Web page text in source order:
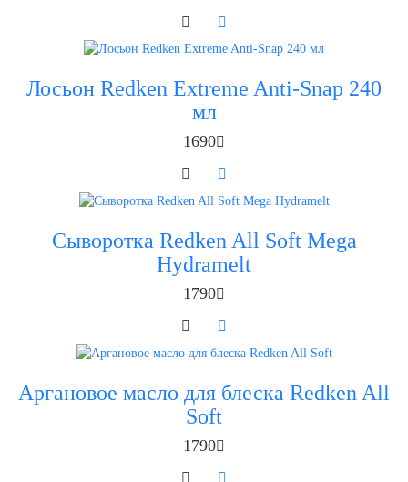
Лосьон Redken Extreme Anti-Snap 240
мл
1690
Сыворотка Redken All Soft Mega
Hydramelt
1790
Аргановое масло для блеска Redken All
Soft
1790